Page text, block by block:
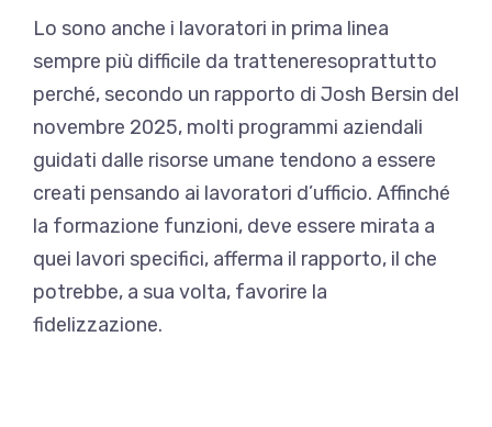
Lo sono anche i lavoratori in prima linea
sempre più difficile da tratteneresoprattutto
perché, secondo un rapporto di Josh Bersin del
novembre 2025, molti programmi aziendali
guidati dalle risorse umane tendono a essere
creati pensando ai lavoratori d’ufficio. Affinché
la formazione funzioni, deve essere mirata a
quei lavori specifici, afferma il rapporto, il che
potrebbe, a sua volta, favorire la
fidelizzazione.